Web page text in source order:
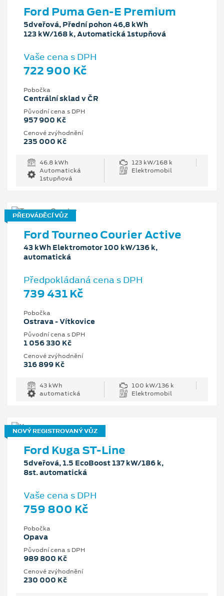
Ford Puma Gen-E Premium
5dveřová, Přední pohon 46,8 kWh
123 kW/168 k, Automatická 1stupňová
Vaše cena s DPH
722 900 Kč
Pobočka
Centrální sklad v ČR
Původní cena s DPH
957 900 Kč
Cenové zvýhodnění
235 000 Kč
46.8 kWh
123 kW/168 k
Automatická
1stupňová
Elektromobil
PŘEDVÁDĚCÍ VŮZ
Ford Tourneo Courier Active
43 kWh Elektromotor 100 kW/136 k,
automatická
Předpokládaná cena s DPH
739 431 Kč
Pobočka
Ostrava - Vítkovice
Původní cena s DPH
1 056 330 Kč
Cenové zvýhodnění
316 899 Kč
43 kWh
100 kW/136 k
automatická
Elektromobil
NOVÝ REGISTROVANÝ VŮZ
Ford Kuga ST-Line
5dveřová, 1.5 EcoBoost 137 kW/186 k,
8st. automatická
Vaše cena s DPH
759 800 Kč
Pobočka
Opava
Původní cena s DPH
989 800 Kč
Cenové zvýhodnění
230 000 Kč